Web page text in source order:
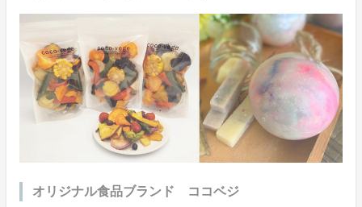
オリジナル食品ブランド ココベジ